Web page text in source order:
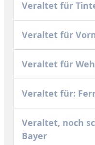
Veraltet für
Veraltet für
Veraltet für
Veraltet für:
Veraltet, noch
Bayer